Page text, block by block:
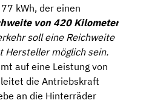
kWh, der einen
von 420 Kilometer
soll eine Reichweite
Hersteller möglich sein.
auf eine Leistung von
die Antriebskraft
an die Hinterräder